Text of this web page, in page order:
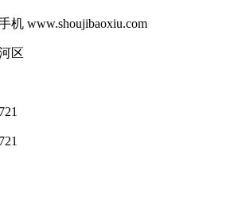
机 www.shoujibaoxiu.com
区